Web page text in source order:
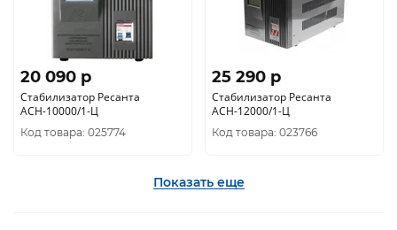
20 090 p
Стабилизатор Ресанта
АСН-10000/1-Ц
Код товара: 025774
25 290 p
Стабилизатор Ресанта
АСН-12000/1-Ц
Код товара: 023766
Показать еще